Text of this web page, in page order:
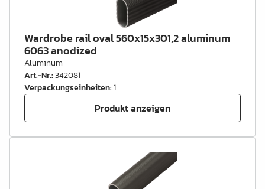
Wardrobe rail oval 560x15x301,2 aluminum
6063 anodized
Aluminum
Art.-Nr.:342081
Verpackungseinheiten:1
Produkt anzeigen